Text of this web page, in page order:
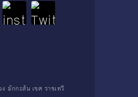
มักกะสัน เขต ราชเทวี